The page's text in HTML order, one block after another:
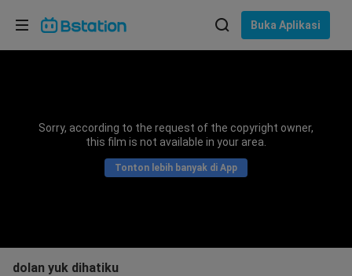
Buka Aplikasi
Sorry, according to the request of the copyright owner,
this film is not available in your area.
Tonton lebih banyak di App
dolan yuk dihatiku
Pilih bahasa
Bahasa Indonesia